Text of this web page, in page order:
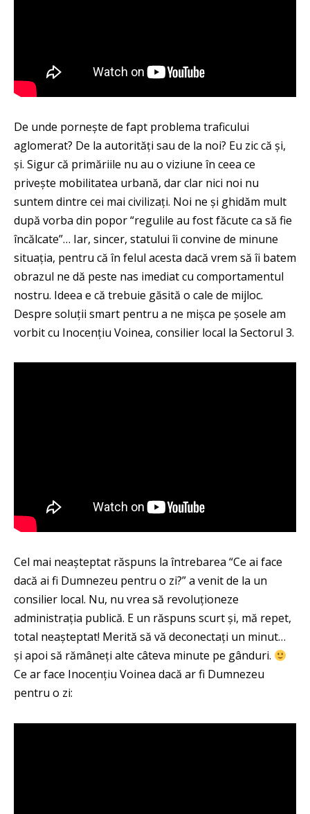
De unde pornește de fapt problema traficului
aglomerat? De la autorități sau de la noi? Eu zic că și,
și. Sigur că primăriile nu au o viziune în ceea ce
privește mobilitatea urbană, dar clar nici noi nu
suntem dintre cei mai civilizați. Noi ne și ghidăm mult
după vorba din popor “regulile au fost făcute ca să fie
încălcate”… Iar, sincer, statului îi convine de minune
situația, pentru că în felul acesta dacă vrem să îi batem
obrazul ne dă peste nas imediat cu comportamentul
nostru. Ideea e că trebuie găsită o cale de mijloc.
Despre soluții smart pentru a ne mișca pe șosele am
vorbit cu Inocențiu Voinea, consilier local la Sectorul 3.
Cel mai neașteptat răspuns la întrebarea “Ce ai face
dacă ai fi Dumnezeu pentru o zi?” a venit de la un
consilier local. Nu, nu vrea să revoluționeze
administrația publică. E un răspuns scurt și, mă repet,
total neașteptat! Merită să vă deconectați un minut…
și apoi să rămâneți alte câteva minute pe gânduri.
Ce ar face Inocențiu Voinea dacă ar fi Dumnezeu
pentru o zi: